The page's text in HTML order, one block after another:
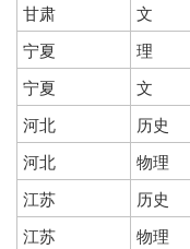
甘肃
文
宁夏
理
宁夏
文
河北
历史
河北
物理
江苏
历史
江苏
物理